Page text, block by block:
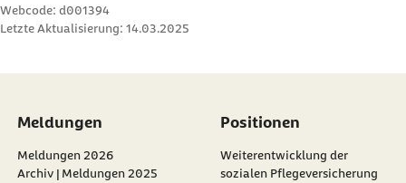
Webcode: d001394
Letzte Aktualisierung: 14.03.2025
Meldungen
Meldungen 2026
Archiv | Meldungen 2025
Positionen
Weiterentwicklung der
sozialen Pflegeversicherung